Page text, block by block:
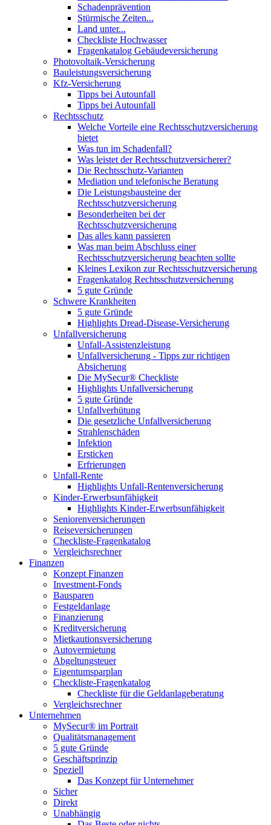
Schadenprävention
Stürmische Zeiten...
Land unter...
Checkliste Hochwasser
Fragenkatalog Gebäudeversicherung
Photovoltaik-Versicherung
Bauleistungsversicherung
Kfz-Versicherung
Tipps bei Autounfall
Tipps bei Autounfall
Rechtsschutz
Welche Vorteile eine Rechtsschutzversicherung
bietet
Was tun im Schadenfall?
Was leistet der Rechtsschutzversicherer?
Die Rechtsschutz-Varianten
Mediation und telefonische Beratung
Die Leistungsbausteine der
Rechtsschutzversicherung
Besonderheiten bei der
Rechtsschutzversicherung
Das alles kann passieren
Was man beim Abschluss einer
Rechtsschutzversicherung beachten sollte
Kleines Lexikon zur Rechtsschutzversicherung
Fragenkatalog Rechtsschutzversicherung
5 gute Gründe
Schwere Krankheiten
5 gute Gründe
Highlights Dread-Disease-Versicherung
Unfallversicherung
Unfall-Assistenzleistung
Unfallversicherung - Tipps zur richtigen
Absicherung
Die MySecur® Checkliste
Highlights Unfallversicherung
5 gute Gründe
Unfallverhütung
Die gesetzliche Unfallversicherung
Strahlenschäden
Infektion
Ersticken
Erfrierungen
Unfall-Rente
Highlights Unfall-Rentenversicherung
Kinder-Erwerbsunfähigkeit
Highlights Kinder-Erwerbsunfähigkeit
Seniorenversicherungen
Reiseversicherungen
Checkliste-Fragenkatalog
Vergleichsrechner
Finanzen
Konzept Finanzen
Investment-Fonds
Bausparen
Festgeldanlage
Finanzierung
Kreditversicherung
Mietkautionsversicherung
Autovermietung
Abgeltungsteuer
Eigentumsparplan
Checkliste-Fragenkatalog
Checkliste für die Geldanlageberatung
Vergleichsrechner
Unternehmen
MySecur® im Portrait
Qualitätsmanagement
5 gute Gründe
Geschäftsprinzip
Speziell
Das Konzept für Unternehmer
Sicher
Direkt
Unabhängig